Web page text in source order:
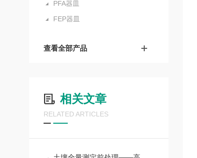
PFA器皿
FEP器皿
查看全部产品
相关文章
RELATED ARTICLES